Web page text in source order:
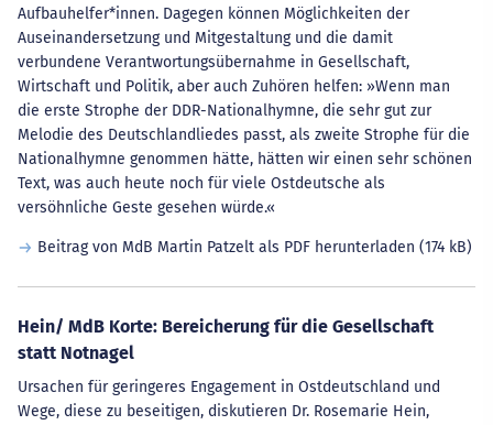
Aufbauhelfer*innen. Dagegen können Möglichkeiten der
Auseinandersetzung und Mitgestaltung und die damit
verbundene Verantwortungsübernahme in Gesellschaft,
Wirtschaft und Politik, aber auch Zuhören helfen: »Wenn man
die erste Strophe der DDR-Nationalhymne, die sehr gut zur
Melodie des Deutschlandliedes passt, als zweite Strophe für die
Nationalhymne genommen hätte, hätten wir einen sehr schönen
Text, was auch heute noch für viele Ostdeutsche als
versöhnliche Geste gesehen würde.«
Beitrag von MdB Martin Patzelt als PDF herunterladen (174 kB)
Hein/ MdB Korte: Bereicherung für die Gesellschaft
statt Notnagel
Ursachen für geringeres Engagement in Ostdeutschland und
Wege, diese zu beseitigen, diskutieren Dr. Rosemarie Hein,